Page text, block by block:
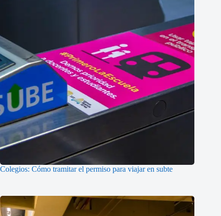
Colegios: Cómo tramitar el permiso para viajar en subte